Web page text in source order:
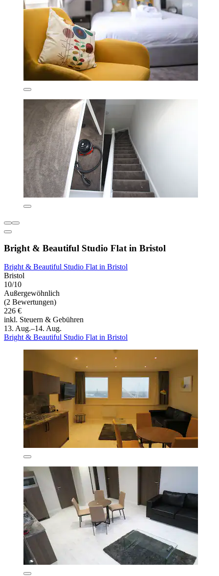
Bright & Beautiful Studio Flat in Bristol
Bright & Beautiful Studio Flat in Bristol
Bristol
10/10
Außergewöhnlich
(2 Bewertungen)
226 €
inkl. Steuern & Gebühren
13. Aug.–14. Aug.
Bright & Beautiful Studio Flat in Bristol